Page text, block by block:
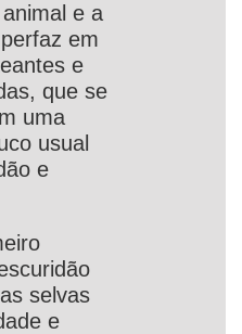
animal e a
em
e
que se
uma
usual
e
selvas
e